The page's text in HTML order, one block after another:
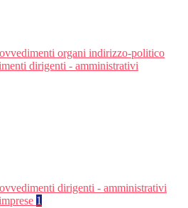
organi indirizzo-politico
dirigenti - amministrativi
dirigenti - amministrativi
1